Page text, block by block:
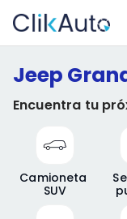
Jeep
Encuentra tu
Camioneta
SUV